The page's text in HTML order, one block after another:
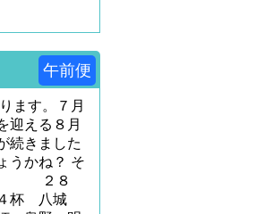
午前便
ます。７月
迎える８月
続きました
うかね？ そ
様 ２８
八城